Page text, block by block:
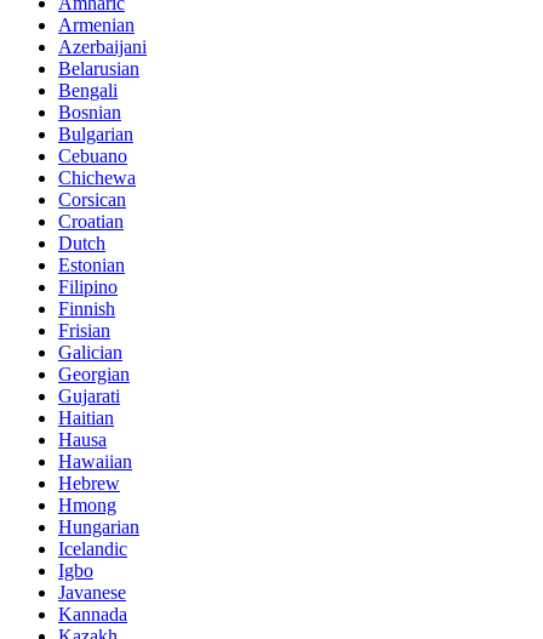
Armenian
Azerbaijani
Belarusian
Bengali
Bosnian
Bulgarian
Cebuano
Chichewa
Corsican
Croatian
Dutch
Estonian
Filipino
Finnish
Frisian
Galician
Georgian
Gujarati
Haitian
Hausa
Hawaiian
Hebrew
Hmong
Hungarian
Icelandic
Igbo
Javanese
Kannada